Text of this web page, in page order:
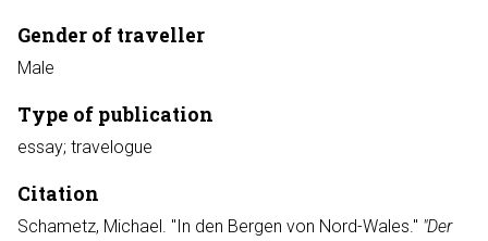
Gender of traveller
Male
Type of publication
essay; travelogue
Citation
Schametz, Michael. "In den Bergen von Nord-Wales." "Der